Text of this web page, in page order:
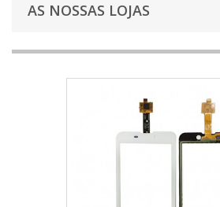
AS NOSSAS LOJAS